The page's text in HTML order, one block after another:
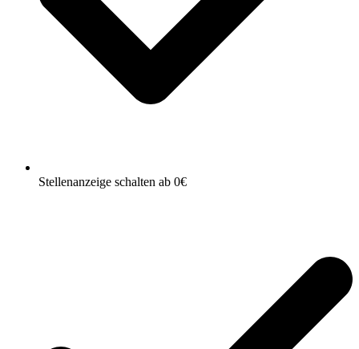
Stellenanzeige schalten ab 0€